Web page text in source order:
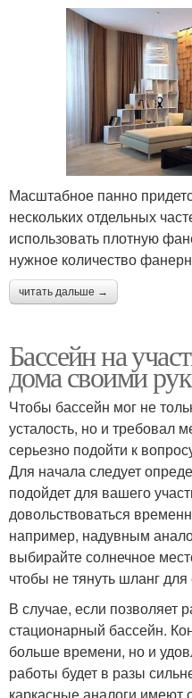
Масштабное панно
нескольких отдельных
использовать плотную
нужное количество
читать дальше →
Бассейн на
дома своими
Чтобы бассейн мог не
усталость, но и требовал
серьезно подойти к
Для начала следует
подойдет для вашего
довольствоваться
например, надувным
выбирайте солнечное
чтобы не тянуть шланг
В случае, если позволяет
стационарный бассейн.
больше времени, но и
работы будет в разы